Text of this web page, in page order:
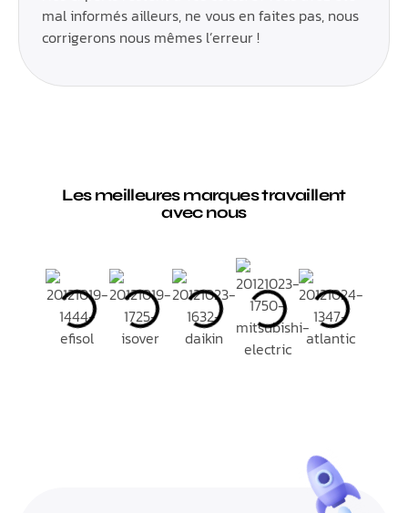
mal informés ailleurs, ne vous en faites pas, nous
corrigerons nous mêmes l’erreur !
Les meilleures marques travaillent
avec nous